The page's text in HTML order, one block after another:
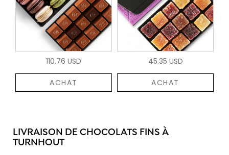
110.76 USD
ACHAT
45.35 USD
ACHAT
LIVRAISON DE CHOCOLATS FINS À
TURNHOUT